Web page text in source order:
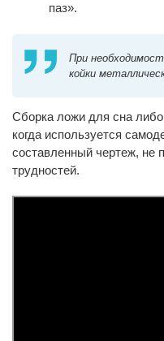
паз».
При
койки
Сборка ложи для сна
когда используется
составленный чертеж, не
трудностей.